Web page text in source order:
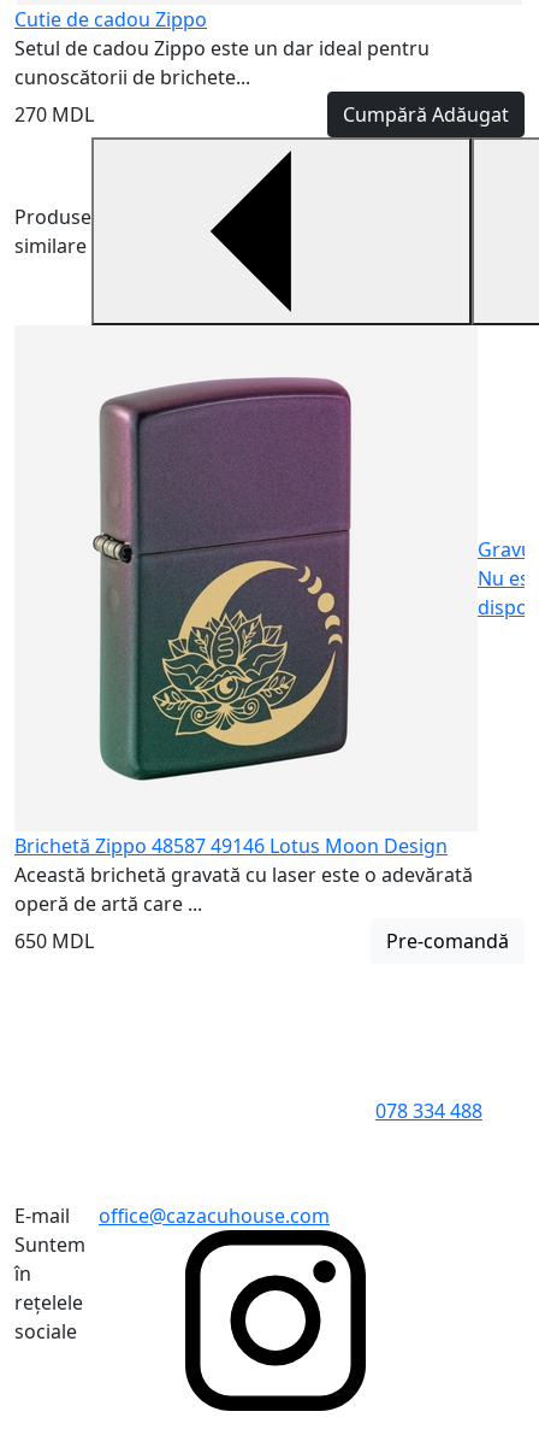
Cutie de cadou Zippo
Setul de cadou Zippo este un dar ideal pentru
cunoscătorii de brichete...
270 MDL
Cumpără Adăugat
Produse
similare
Nu
Brichetă Zippo 48587 49146 Lotus Moon Design
Această brichetă gravată cu laser este o adevărată
operă de artă care ...
650 MDL
Pre-comandă
078 334 488
E-mail
office@cazacuhouse.com
Suntem
în
rețelele
sociale